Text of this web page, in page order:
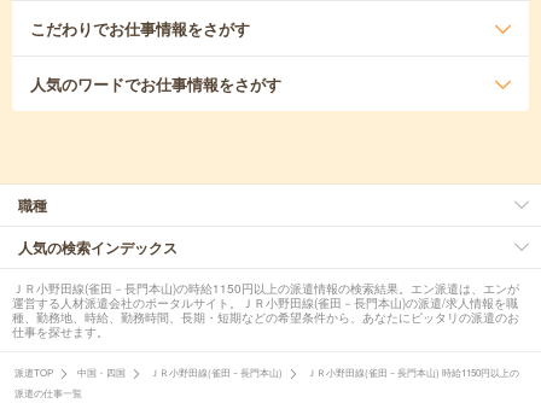
こだわりでお仕事情報をさがす
人気のワードでお仕事情報をさがす
職種
人気の検索インデックス
ＪＲ小野田線(雀田－長門本山)の時給1150円以上の派遣情報の検索結果。エン派遣は、エンが
運営する人材派遣会社のポータルサイト。ＪＲ小野田線(雀田－長門本山)の派遣/求人情報を職
種、勤務地、時給、勤務時間、長期・短期などの希望条件から、あなたにピッタリの派遣のお
仕事を探せます。
派遣TOP 中国・四国 ＪＲ小野田線(雀田－長門本山)
ＪＲ小野田線(雀田－長門本山) 時給1150円以上の
派遣の仕事一覧